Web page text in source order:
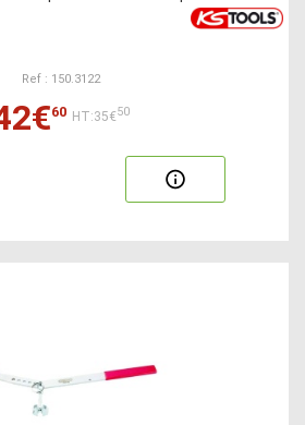
Ref : 150.3122
60 HT:35€50